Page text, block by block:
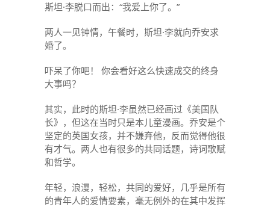
斯坦·李脱口而出：“我爱上你了。”
两人一见钟情，午餐时，斯坦·李就向乔安求
婚了。
吓呆了你吧！ 你会看好这么快速成交的终身
大事吗？
其实，此时的斯坦·李虽然已经画过《美国队
长》，但这在当时只是本儿童漫画。乔安是个
坚定的英国女孩，并不嫌弃他，反而觉得他很
有才气。两人也有很多的共同话题，诗词歌赋
和哲学。
年轻，浪漫，轻松，共同的爱好，几乎是所有
的青年人的爱情要素，毫无例外的在其中发挥